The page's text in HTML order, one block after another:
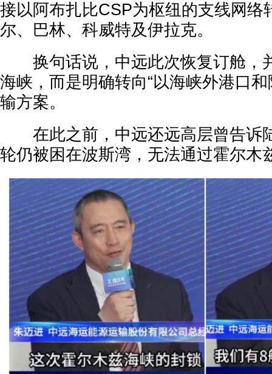
接以阿布扎比CSP为枢纽的支线网络
尔、巴林、科威特及伊拉克。
换句话说，中远此次恢复订舱，
海峡，而是明确转向“以海峡外港口
输方案。
在此之前，中远还远高层曾告诉
轮仍被困在波斯湾，无法通过霍尔木